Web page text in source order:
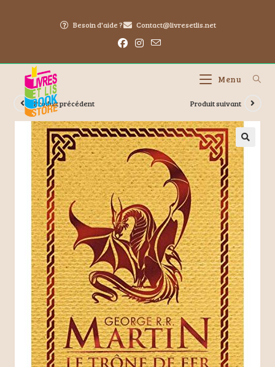
Besoin d'aide ? Contact@livresetlis.net
Menu
Produit précédent Produit suivant